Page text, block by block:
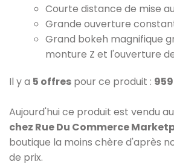
Courte distance de mise
Grande ouverture
Grand bokeh magnifique
monture Z et l'ouverture
Il y a 5 offres pour ce produit :
Aujourd'hui ce produit est vendu
chez Rue Du Commerce
boutique la moins chère d'après
de prix.